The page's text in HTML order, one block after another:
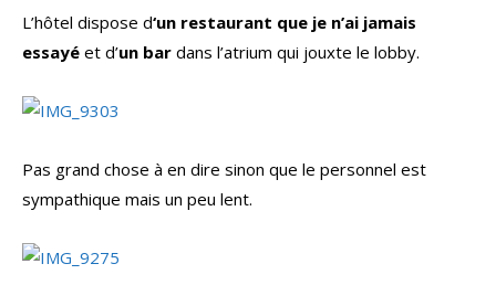
L’hôtel dispose d‘un restaurant que je n’ai jamais
essayé et d’un bar dans l’atrium qui jouxte le lobby.
Pas grand chose à en dire sinon que le personnel est
sympathique mais un peu lent.